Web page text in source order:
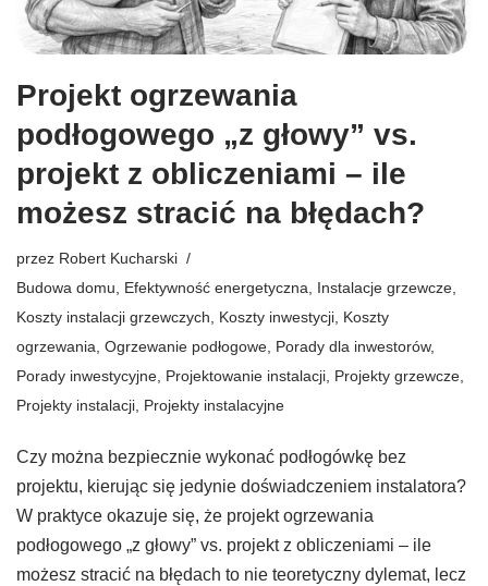
Projekt ogrzewania
podłogowego „z głowy” vs.
projekt z obliczeniami – ile
możesz stracić na błędach?
przez Robert Kucharski
Budowa domu, Efektywność energetyczna, Instalacje grzewcze,
Koszty instalacji grzewczych, Koszty inwestycji, Koszty
ogrzewania, Ogrzewanie podłogowe, Porady dla inwestorów,
Porady inwestycyjne, Projektowanie instalacji, Projekty grzewcze,
Projekty instalacji, Projekty instalacyjne
Czy można bezpiecznie wykonać podłogówkę bez
projektu, kierując się jedynie doświadczeniem instalatora?
W praktyce okazuje się, że projekt ogrzewania
podłogowego „z głowy” vs. projekt z obliczeniami – ile
możesz stracić na błędach to nie teoretyczny dylemat, lecz